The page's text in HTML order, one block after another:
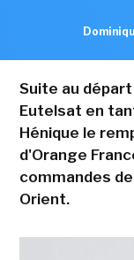
Suite au
Eutelsat en
Hénique le
d'Orange
commandes
Orient.